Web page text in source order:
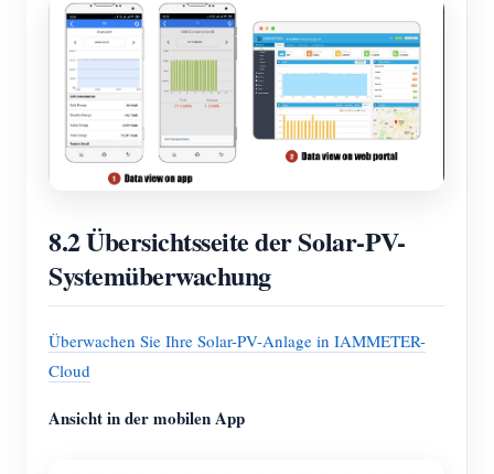
8.2 Übersichtsseite der Solar-PV-
Systemüberwachung
Überwachen Sie Ihre Solar-PV-Anlage in IAMMETER-
Cloud
Ansicht in der mobilen App